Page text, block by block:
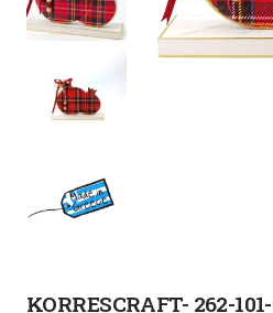
KORRESCRAFT- 262-